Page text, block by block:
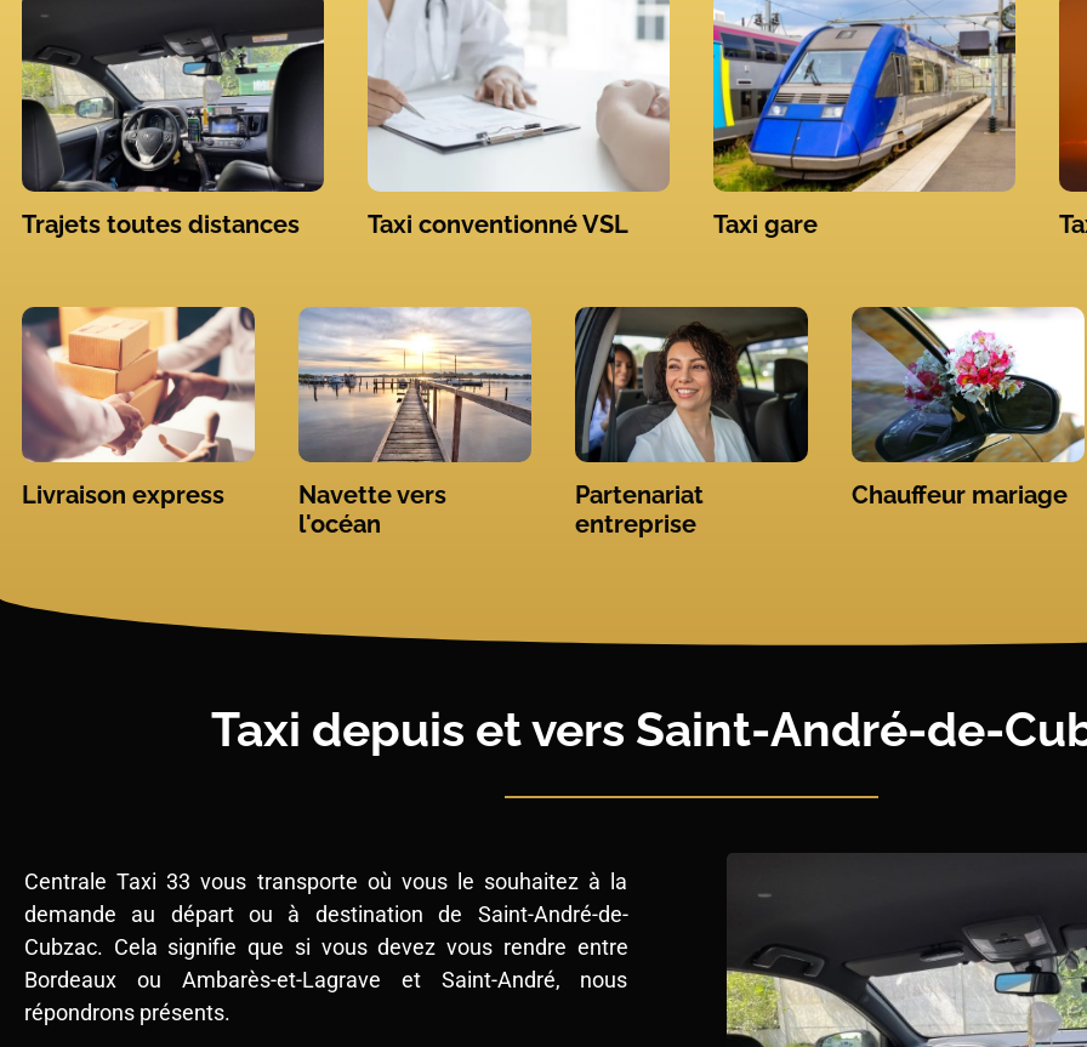
Trajets toutes distances Taxi conventionné VSL Taxi gare
Livraison express
Navette vers
l'océan
Partenariat
entreprise
Chauffeur mariage
Taxi depuis et vers Saint-André-de-
Centrale Taxi 33 vous transporte où vous le souhaitez à la
demande au départ ou à destination de Saint-André-de-
Cubzac. Cela signifie que si vous devez vous rendre entre
Bordeaux ou Ambarès-et-Lagrave et Saint-André, nous
répondrons présents.